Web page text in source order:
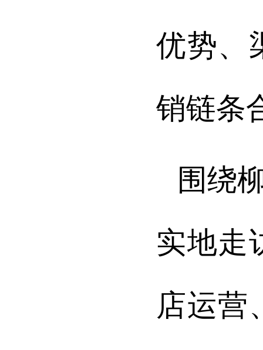
优势、
销链条
围绕
实地走
店运营